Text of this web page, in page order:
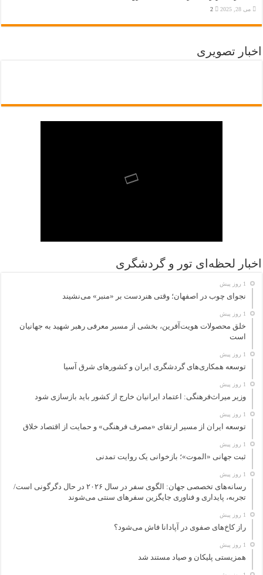
می 28, 2025 2
اخبار تصویری
اخبار لحظه‌ای تور و گردشگری
1 روز پیش
نجوای چوب در اصفهان؛ وقتی هنردست بر «منبر» می‌نشیند
1 روز پیش
خلق محصولات هویت‌آفرین، بخشی از مسیر معرفی رهبر شهید به جهانیان
است
1 روز پیش
توسعه همکاری‌های گردشگری ایران و کشورهای شرق آسیا
1 روز پیش
وزیر میراث‌فرهنگی: اعتماد ایرانیان خارج از کشور باید بازسازی شود
1 روز پیش
توسعه ایران از مسیر ارتقای «مصرف فرهنگی» و حمایت از اقتصاد خلاق
1 روز پیش
ثبت جهانی «الموت»؛ بازخوانی یک روایت تمدنی
1 روز پیش
رسانه‌های تخصصی جهان: الگوی سفر در سال ۲۰۲۶ در حال دگرگونی است/
تجربه، پایداری و فناوری جایگزین سفرهای سنتی می‌شوند
1 روز پیش
راز کاخ‌های صفوی در آپادانا فاش می‌شود؟
1 روز پیش
همزیستی پلیکان و صیاد مستند شد